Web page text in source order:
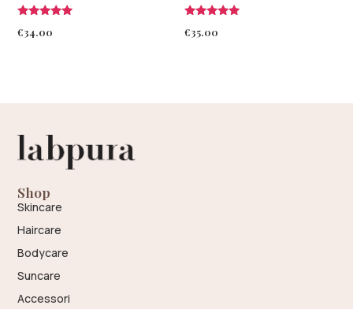
4.75
€34.00
5.00
€35.00
Shop
Skincare
Haircare
Bodycare
Suncare
Accessori